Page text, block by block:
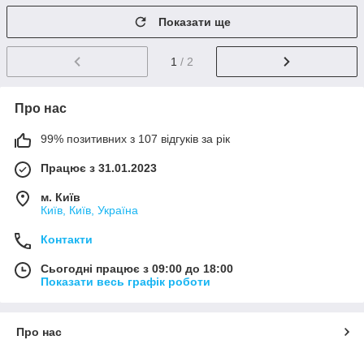
Показати ще
1 / 2
Про нас
99% позитивних з 107 відгуків за рік
Працює з 31.01.2023
м. Київ
Київ, Київ, Україна
Контакти
Сьогодні працює з 09:00 до 18:00
Показати весь графік роботи
Про нас